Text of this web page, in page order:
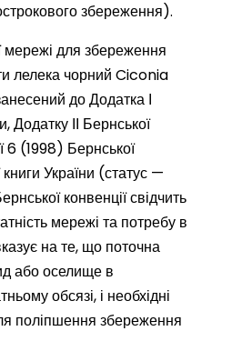
збереження).
для збереження
лелека чорний Ciconia
до Додатка І
Додатку ІІ Бернської
6 (1998) Бернської
України (статус —
конвенції свідчить
мережі та потребу в
на те, що поточна
або оселище в
обсязі, і необхідні
поліпшення збереження